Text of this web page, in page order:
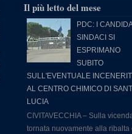
Il più letto del mese
PDC: I
SINDACI SI
ESPRIMANO
SUBITO
SULL'EVENTUALE
AL CENTRO CHIMICO DI
LUCIA
CIVITAVECCHIA – Sulla
tornata nuovamente alla ribalta